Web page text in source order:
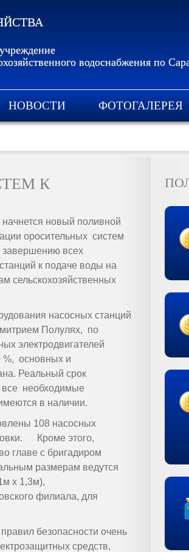
водоснабжения по
НОВОСТИ ФОТОГАЛЕРЕЯ
К
новый поливной
оросительных систем
всех
к подаче воды на
сельскохозяйственных
насосных станций
Полулях, по
электродвигателей
%, основных и
Реальный срок
все необходимые
в наличии.
108 насосных
Кроме этого,
главе с бригадиром
размерам ведутся
х 1,3м),
филиала, для
безопасности очень
средств,